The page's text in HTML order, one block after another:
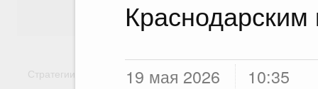
Краснодарским
19 мая 2026 10:35
Государство
Стратегии Государственные программы